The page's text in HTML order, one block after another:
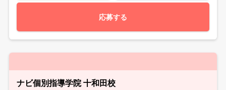
応募する
ナビ個別指導学院 十和田校